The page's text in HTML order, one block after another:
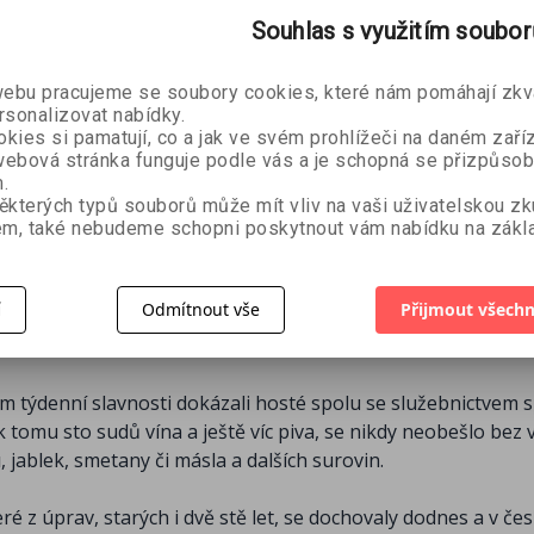
Kč
každého
Vicki Atkinson
269 Kč 299 Kč
vydání
Lora
269 Kč
týdenní slavnosti dokázali hosté spolu se služebnictvem
sto sudů vína a ještě víc piva, se nikdy neobešlo bez
smetany či másla a dalších surovin.
úprav, starých i dvě stě let, se dochovaly dodnes a v
Souhlas s využitím
pracujeme se soubory cookies, které nám pomáhají
nabídky.
si pamatují, co a jak ve svém prohlížeči na daném
stránka funguje podle vás a je schopná se
typů souborů může mít vliv na vaši uživatelskou
také nebudeme schopni poskytnout vám nabídku na
Odmítnout vše Přijmout